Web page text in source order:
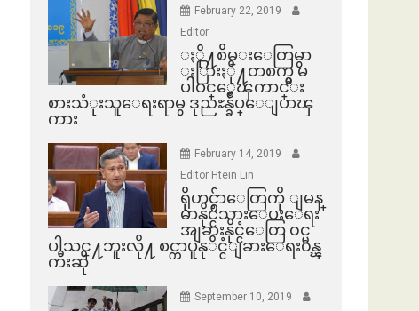
February 22, 2019
Editor
ႏို႔စိမ္းေတြမွာ
ႏြားႏို႔တစက္မွ မ
ပါဝင္ေၾကာင္း
စားသံုးသူေရးရာမွ ဒုညႊန္ခ်ဳပ္ေျပာၾ
ကား
February 14, 2019
Editor Htein Lin
ရိုဟင္ဂ်ာေတြကို ျမန္
မာနိုင္ငံသားေပးေရး
အျခားနိုင္ငံေတြ ၀င္မ
ပါသင္႔ဘူးလို႔ စင္ကာပူနုိင္ငံျခားေရး၀န္ၾ
ကီးဆို
September 10, 2019